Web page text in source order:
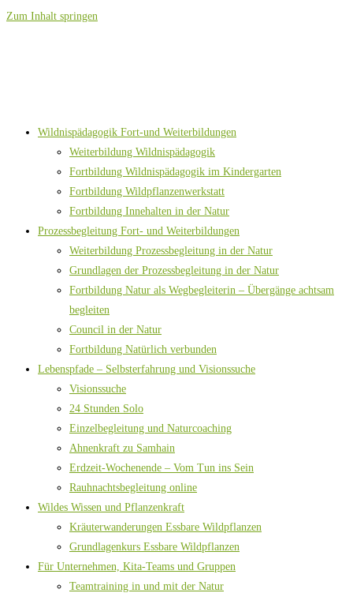
Zum Inhalt springen
Wildnispädagogik Fort-und Weiterbildungen
Weiterbildung Wildnispädagogik
Fortbildung Wildnispädagogik im Kindergarten
Fortbildung Wildpflanzenwerkstatt
Fortbildung Innehalten in der Natur
Prozessbegleitung Fort- und Weiterbildungen
Weiterbildung Prozessbegleitung in der Natur
Grundlagen der Prozessbegleitung in der Natur
Fortbildung Natur als Wegbegleiterin – Übergänge achtsam
begleiten
Council in der Natur
Fortbildung Natürlich verbunden
Lebenspfade – Selbsterfahrung und Visionssuche
Visionssuche
24 Stunden Solo
Einzelbegleitung und Naturcoaching
Ahnenkraft zu Samhain
Erdzeit-Wochenende – Vom Tun ins Sein
Rauhnachtsbegleitung online
Wildes Wissen und Pflanzenkraft
Kräuterwanderungen Essbare Wildpflanzen
Grundlagenkurs Essbare Wildpflanzen
Für Unternehmen, Kita-Teams und Gruppen
Teamtraining in und mit der Natur